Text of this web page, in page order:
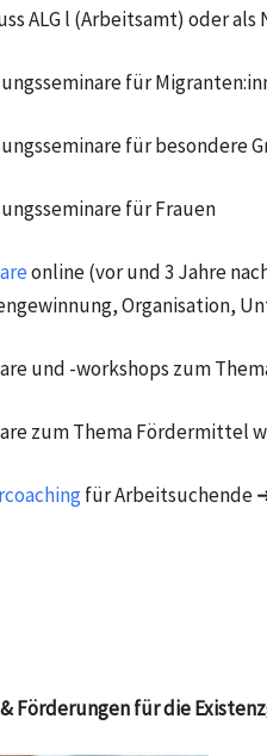
ALG l (Arbeitsamt) oder
für
für besondere
für Frauen
online (vor und 3 Jahre
Organisation,
und -workshops zum
zum Thema Fördermittel
für Arbeitsuchende
Förderungen für die